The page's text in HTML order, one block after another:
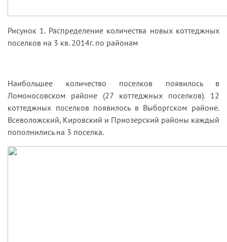
Рисунок 1. Распределение количества новых коттеджных
поселков на 3 кв. 2014г. по районам
Наибольшее количество поселков появилось в
Ломоносовском районе (27 коттеджных поселков). 12
коттеджных поселков появилось в Выборгском районе.
Всеволожский, Кировский и Приозерский районы каждый
пополнились на 3 поселка.